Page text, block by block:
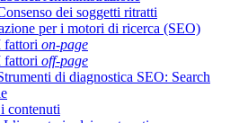
dei soggetti ritratti
per i motori di ricerca (SEO)
fattori on-page
fattori off-page
di diagnostica SEO: Search
contenuti